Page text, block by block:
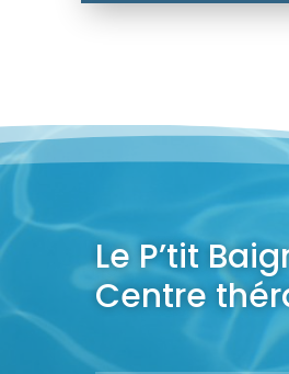
Le P’tit
Centre